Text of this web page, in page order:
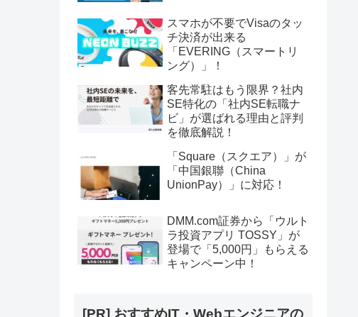
スマホが不要でVisaのタッ
チ決済が出来る
「EVERING（スマートリ
ング）」！
客先常駐はもう限界？社内
SE特化の「社内SE転職ナ
ビ」が選ばれる理由と評判
を徹底解説！
「Square（スクエア）」が
「中国銀聯（China
UnionPay）」に対応！
DMM.com証券から「ウルト
ラ投資アプリ TOSSY」が
登場で「5,000円」もらえる
キャンペーン中！
[PR] おすすめIT・Webエンジニアの